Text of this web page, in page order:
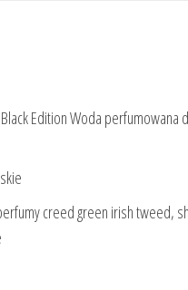
Edition Woda perfumowana
creed green irish tweed,